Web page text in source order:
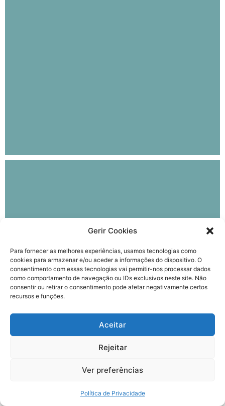
Gerir Cookies
Para fornecer as melhores experiências, usamos tecnologias como
cookies para armazenar e/ou aceder a informações do dispositivo. O
consentimento com essas tecnologias vai permitir-nos processar dados
como comportamento de navegação ou IDs exclusivos neste site. Não
consentir ou retirar o consentimento pode afetar negativamente certos
recursos e funções.
Aceitar
Rejeitar
Ver preferências
Política de Privacidade
Subscreva
a nossa newsletter
Estou de acordo com os termos e condições da
Enviar